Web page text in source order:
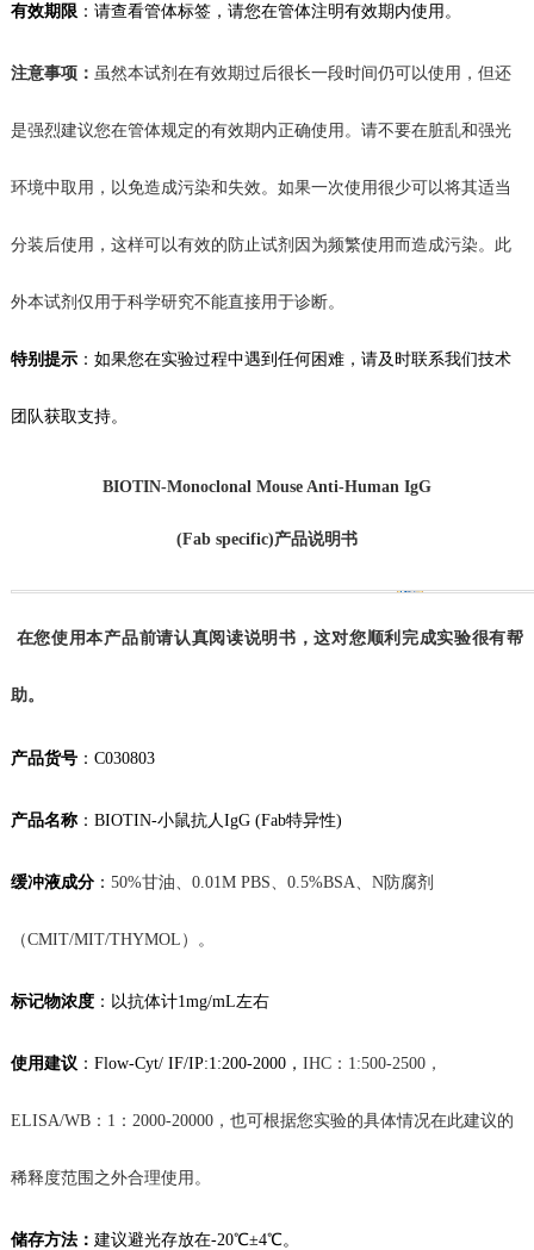
有效期限 ： 请查看管体标签， 请您在管体注明有效期内使用。
注意事项： 虽然本试剂在有效期过后很长一段时间仍可以使用，但还
是强烈建议您在管体规定的有效期内正确使用。请不要在脏乱和强光
环境中取用，以免造成污染和失效。如果一次使用很少可以将其适当
分装后使用，这样可以有效的防止试剂 因为频繁使用而造成污染。此
外本试剂仅用于科学研究不能直接用于诊断。
特别提示：如果您在实验过程中遇到任何困难，请及时联系我们技术
团队获取支持。
BIOTIN-Monoclonal Mouse Anti-Human IgG
(Fab specific)产品说明书
在您使用本产品前请认真阅读说明书，这对您顺利完成实验很有帮
助。
产品货号： C030803
产品名称： BIOTIN-小鼠抗人IgG (Fab特异性)
缓冲液成分： 50%甘油、0.01M PBS、 0.5%BSA、N防腐剂
（CMIT/MIT/THYMOL）。
标记物浓度： 以抗体计1mg/mL左右
使用建议 ： Flow-Cyt/ IF/IP:1:200-2000， IHC：1:500-2500，
ELISA/WB：1：2000-20000，也可根据您实验的具体情况在此建议的
稀释度范围之外合理使用。
储存方法： 建议避光存放在-20℃±4℃。